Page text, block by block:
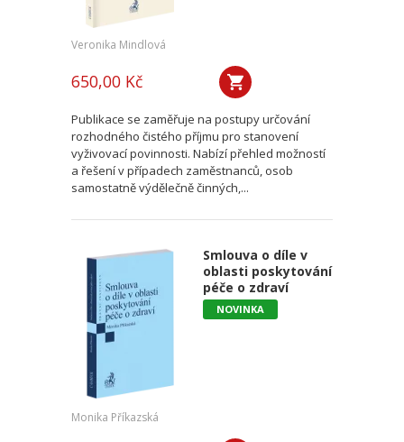
Veronika Mindlová
650,00 Kč
Publikace se zaměřuje na postupy určování
rozhodného čistého příjmu pro stanovení
vyživovací povinnosti. Nabízí přehled možností
a řešení v případech zaměstnanců, osob
samostatně výdělečně činných,...
Smlouva o díle v
oblasti poskytování
péče o zdraví
NOVINKA
Monika Příkazská